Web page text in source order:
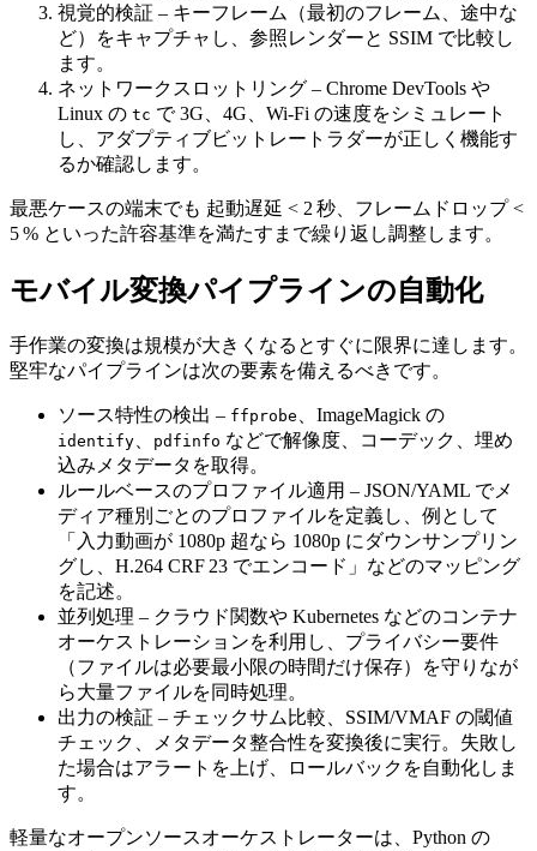
視覚的検証 – キーフレーム（最初のフレーム、途中な
ど）をキャプチャし、参照レンダーと SSIM で比較し
ます。
ネットワークスロットリング – Chrome DevTools や
Linux の tc で 3G、4G、Wi‑Fi の速度をシミュレート
し、アダプティブビットレートラダーが正しく機能す
るか確認します。
最悪ケースの端末でも 起動遅延 < 2 秒
フレームドロップ <
5 % といった許容基準を満たすまで繰り返し調整します。
モバイル変換パイプラインの自動化
手作業の変換は規模が大きくなるとすぐに限界に達します。
堅牢なパイプラインは次の要素を備えるべきです。
ソース特性の検出 – ffprobe 、ImageMagick の
identify pdfinfo などで解像度、コーデック、埋め
込みメタデータを取得。
ルールベースのプロファイル適用 – JSON/YAML でメ
ディア種別ごとのプロファイルを定義し、例として
「入力動画が 1080p 超なら 1080p にダウンサンプリン
グし、H.264 CRF 23 でエンコード」などのマッピング
を記述。
並列処理 – クラウド関数や Kubernetes などのコンテナ
オーケストレーションを利用し、プライバシー要件
（ファイルは必要最小限の時間だけ保存）を守りなが
ら大量ファイルを同時処理。
出力の検証 – チェックサム比較、SSIM/VMAF の閾値
チェック、メタデータ整合性を変換後に実行。失敗し
た場合はアラートを上げ、ロールバックを自動化しま
す。
軽量なオープンソースオーケストレーターは、Python の